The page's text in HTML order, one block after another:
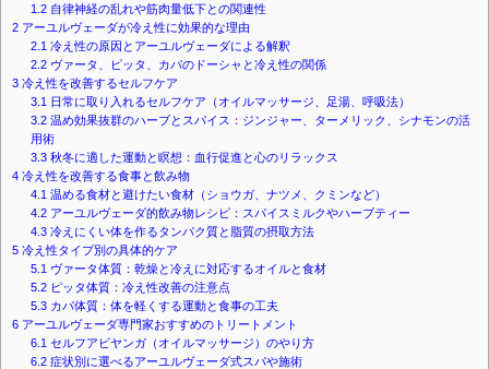
1.2 自律神経の乱れや筋肉量低下との関連性
2 アーユルヴェーダが冷え性に効果的な理由
2.1 冷え性の原因とアーユルヴェーダによる解釈
2.2 ヴァータ、ピッタ、カパのドーシャと冷え性の関係
3 冷え性を改善するセルフケア
3.1 日常に取り入れるセルフケア（オイルマッサージ、足湯、呼吸法）
3.2 温め効果抜群のハーブとスパイス：ジンジャー、ターメリック、シナモンの活
用術
3.3 秋冬に適した運動と瞑想：血行促進と心のリラックス
4 冷え性を改善する食事と飲み物
4.1 温める食材と避けたい食材（ショウガ、ナツメ、クミンなど）
4.2 アーユルヴェーダ的飲み物レシピ：スパイスミルクやハーブティー
4.3 冷えにくい体を作るタンパク質と脂質の摂取方法
5 冷え性タイプ別の具体的ケア
5.1 ヴァータ体質：乾燥と冷えに対応するオイルと食材
5.2 ピッタ体質：冷え性改善の注意点
5.3 カパ体質：体を軽くする運動と食事の工夫
6 アーユルヴェーダ専門家おすすめのトリートメント
6.1 セルフアビヤンガ（オイルマッサージ）のやり方
6.2 症状別に選べるアーユルヴェーダ式スパや施術